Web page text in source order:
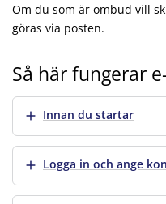
Om du som är ombud vill
göras via posten.
Så här fungerar
Visa merInnan du startar
Visa merLogga in och ange